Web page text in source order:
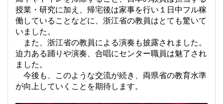
授業・研究に加え、帰宅後は家事を行い１日中フル稼
働していることなどに、浙江省の教員はとても驚いて
いました。
また、浙江省の教員による演奏も披露されました。
迫力ある踊りや演奏、合唱にセンター職員は魅了され
ました。
今後も、このような交流が続き、両県省の教育水準
が向上していくことを期待します。